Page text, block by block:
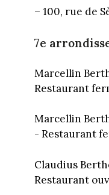
– 100, rue de
7e
Marcellin
Restaurant
Marcellin
- Restaurant
Claudius
Restaurant